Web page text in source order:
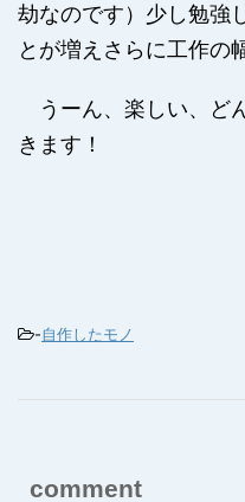
劫なのです）少し勉強
とが増えさらに工作の
うーん、楽しい、ど
きます！
-自作したモノ
comment